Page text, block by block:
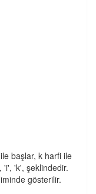
başlar, k harfi ile
'i', 'k', şeklindedir.
gösterilir.